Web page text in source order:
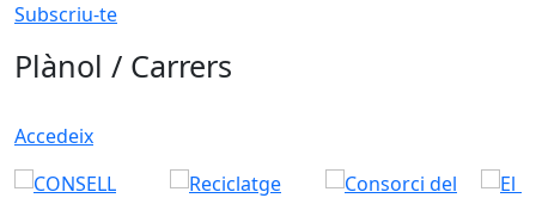
Subscriu-te
Plànol / Carrers
Accedeix